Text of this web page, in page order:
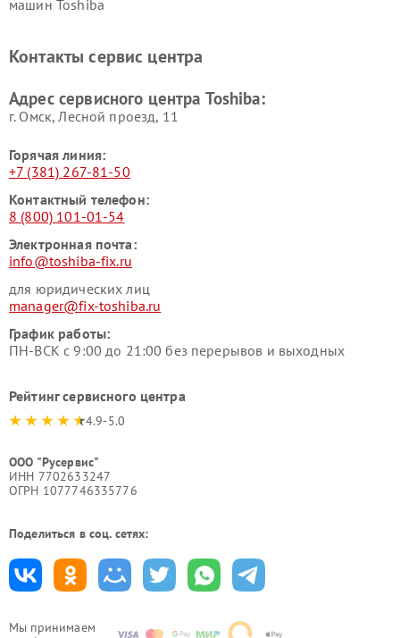
Мы принимаем
машин Toshiba
Контакты сервис центра
Адрес сервисного центра Toshiba:
г. Омск, ​Лесной проезд, 11
Горячая линия:
+7 (381) 267-81-50
Контактный телефон:
8 (800) 101-01-54
Электронная почта:
info@toshiba-fix.ru
для юридических лиц
manager@fix-toshiba.ru
График работы:
ПН-ВСК с 9:00 до 21:00 без перерывов и выходных
Рейтинг сервисного центра
4.9-5.0
ООО "Русервис"
ИНН 7702633247
ОГРН 1077746335776
Поделиться в соц. сетях: